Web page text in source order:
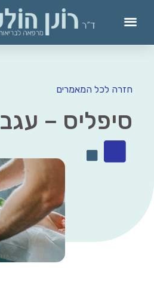
חזרה לכל המאמרים
סיפליס –